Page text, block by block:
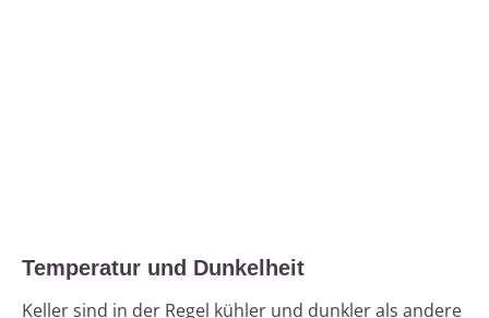
Temperatur und Dunkelheit
Keller sind in der Regel kühler und dunkler als andere